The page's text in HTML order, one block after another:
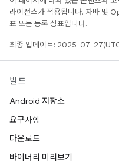
라이선스가 적용됩니다. 자바 및
표 또는 등록 상표입니다.
최종 업데이트: 2025-07-
빌드
Android 저장소
요구사항
다운로드
바이너리 미리보기